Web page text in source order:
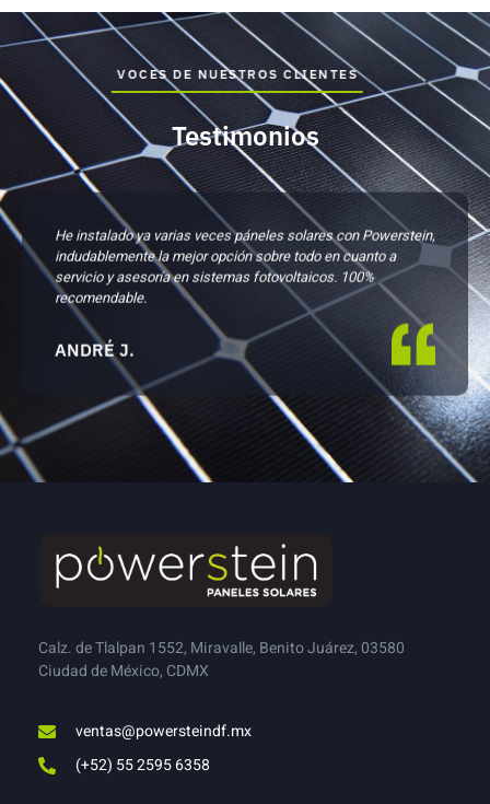
VOCES DE NUESTROS CLIENTES
Testimonios
He instalado ya varias veces páneles solares con Powerstein,
indudablemente la mejor opción sobre todo en cuanto a
servicio y asesoría en sistemas fotovoltaicos. 100%
recomendable.
ANDRÉ J.
Calz. de Tlalpan 1552, Miravalle, Benito Juárez, 03580
Ciudad de México, CDMX
ventas@powersteindf.mx
(+52) 55 2595 6358